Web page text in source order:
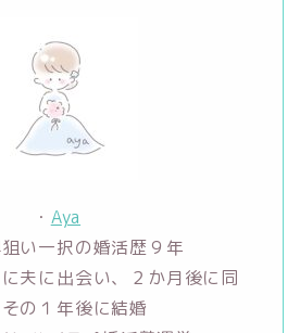
・ Aya
狙い一択の婚活歴９年
夫に出会い、２か月後に同
の１年後に結婚